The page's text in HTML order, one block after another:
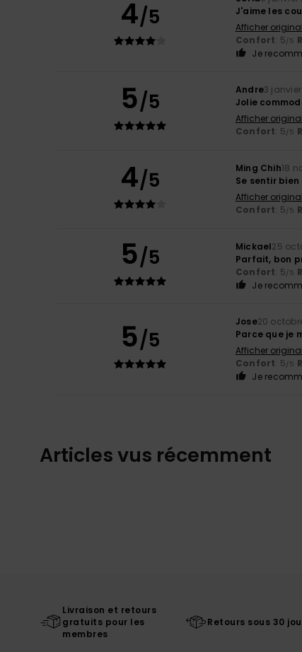
4/5
J'aime les
Afficher
Confort: 5 /5
Je
5/5 Andre3
Jolie
Afficher
Confort: 5 /5
4/5 Ming Chih18
Se sentir bien
Afficher
Confort: 5 /5
5/5 Mickael25
Parfait, bon
Confort: 5 /5
Je
5/5
Jose20
Parce que je
Afficher
Confort: 5 /5
Je
Articles vus récemment
Livraison et retours
gratuits pour les
membres
Retours sous 30